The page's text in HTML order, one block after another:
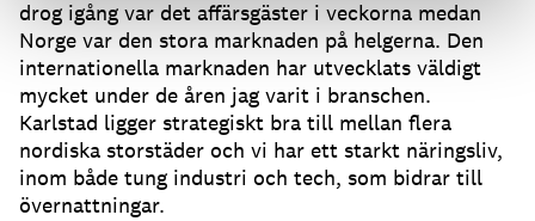
drog igång var det affärsgäster i veckorna medan
Norge var den stora marknaden på helgerna. Den
internationella marknaden har utvecklats väldigt
mycket under de åren jag varit i branschen.
Karlstad ligger strategiskt bra till mellan flera
nordiska storstäder och vi har ett starkt näringsliv,
inom både tung industri och tech, som bidrar till
övernattningar.